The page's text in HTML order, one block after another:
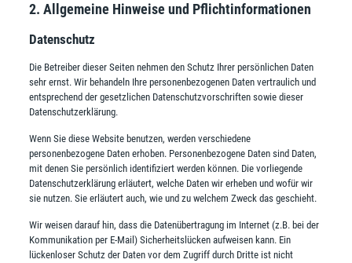
2. Allgemeine Hinweise und Pflichtinformationen
Datenschutz
Die Betreiber dieser Seiten nehmen den Schutz Ihrer persönlichen Daten
sehr ernst. Wir behandeln Ihre personenbezogenen Daten vertraulich und
entsprechend der gesetzlichen Datenschutzvorschriften sowie dieser
Datenschutzerklärung.
Wenn Sie diese Website benutzen, werden verschiedene
personenbezogene Daten erhoben. Personenbezogene Daten sind Daten,
mit denen Sie persönlich identifiziert werden können. Die vorliegende
Datenschutzerklärung erläutert, welche Daten wir erheben und wofür wir
sie nutzen. Sie erläutert auch, wie und zu welchem Zweck das geschieht.
Wir weisen darauf hin, dass die Datenübertragung im Internet (z.B. bei der
Kommunikation per E-Mail) Sicherheitslücken aufweisen kann. Ein
lückenloser Schutz der Daten vor dem Zugriff durch Dritte ist nicht